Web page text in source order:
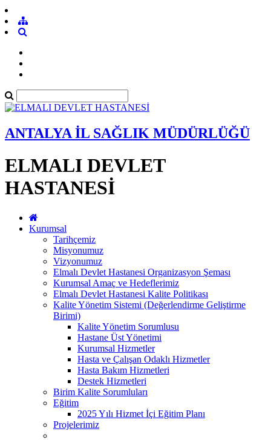
ANTALYA İL SAĞLIK MÜDÜRLÜĞÜ
ELMALI DEVLET
HASTANESİ
Kurumsal
Tarihçemiz
Misyonumuz
Vizyonumuz
Elmalı Devlet Hastanesi Organizasyon Şeması
Kurumsal Amaç ve Hedeflerimiz
Elmalı Devlet Hastanesi Kalite Politikası
Kalite Yönetim Sistemi (Değerlendirme Geliştirme
Birimi)
Kalite Yönetim Sorumlusu
Hastane Üst Yönetimi
Kurumsal Hizmetler
Hasta ve Çalışan Odaklı Hizmetler
Hasta Bakım Hizmetleri
Destek Hizmetleri
Birim Kalite Sorumluları
Eğitim
2025 Yılı Hizmet İçi Eğitim Planı
Projelerimiz